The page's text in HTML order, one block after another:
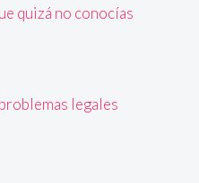
quizá no conocías
legales